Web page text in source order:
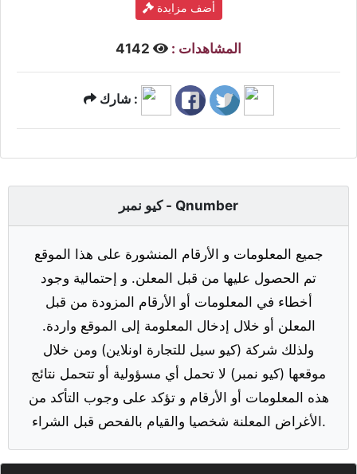
أضف مزايدة
المشاهدات :
شارك :
كيو نمبر - Qnumber
جميع المعلومات و الأرقام المنشورة على هذا الموقع
تم الحصول عليها من قبل المعلن. و إحتمالية وجود
أخطاء في المعلومات أو الأرقام المزودة من قبل
المعلن أو خلال إدخال المعلومة إلى الموقع واردة.
ولذلك شركة (كيو سيل للتجارة اونلاين) ومن خلال
موقعها (كيو نمبر) لا تحمل أي مسؤولية أو تتحمل نتائج
هذه المعلومات أو الأرقام و تؤكد على وجوب التأكد من
الأغراض المعلنة شخصيا والقيام بالفحص قبل الشراء.